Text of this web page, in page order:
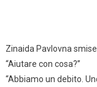
Zinaida Pavlovna
“Aiutare con cosa?”
“Abbiamo un debito.